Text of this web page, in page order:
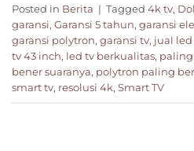
Posted in Berita | Tagged 4k tv,
garansi, Garansi 5 tahun, garansi
garansi polytron, garansi tv, jual led
tv 43 inch, led tv berkualitas,
bener suaranya, polytron paling
smart tv, resolusi 4k, Smart TV